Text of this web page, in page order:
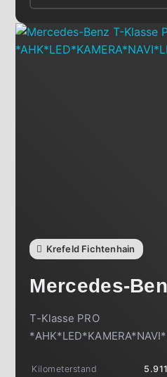
Krefeld Fichtenhain
Mercedes-
T-Klasse PRO
Kilometerstand